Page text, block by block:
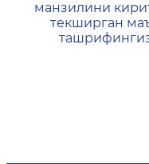
манзилини
текширган